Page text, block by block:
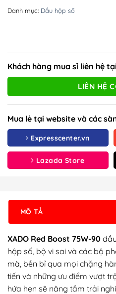
Danh mục: Dầu hộp số
Khách hàng mua sỉ liên hệ
LIÊN HỆ
Mua lẻ tại website và các
Expresscenter.vn
Lazada Store
MÔ TẢ
XADO Red Boost 75W-90
hộp số, bộ vi sai và các bộ
mà, bền bỉ qua mọi chặng
tiến và những ưu điểm vượt
hứa hẹn sẽ nâng tầm trải